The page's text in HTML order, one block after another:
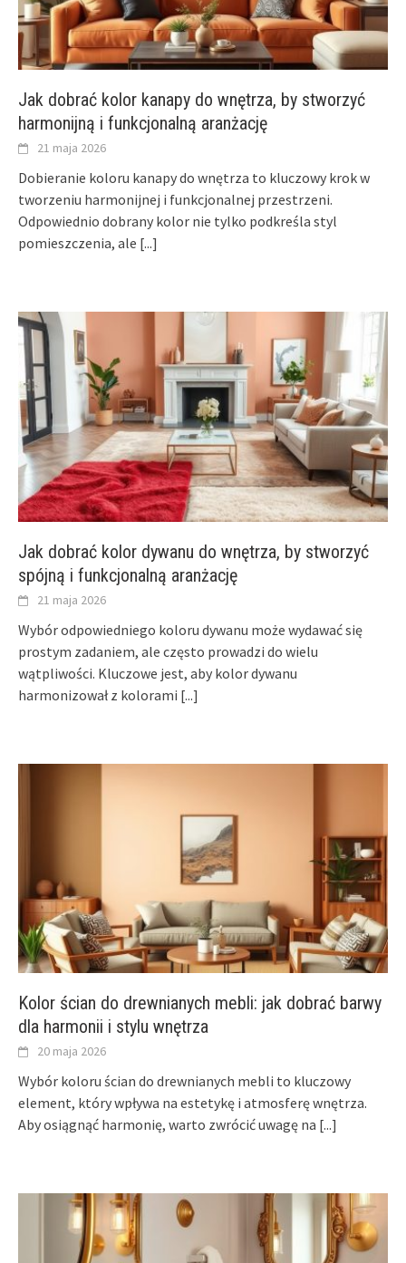
Jak dobrać kolor kanapy do wnętrza, by stworzyć
harmonijną i funkcjonalną aranżację
21 maja 2026
Dobieranie koloru kanapy do wnętrza to kluczowy krok w
tworzeniu harmonijnej i funkcjonalnej przestrzeni.
Odpowiednio dobrany kolor nie tylko podkreśla styl
pomieszczenia, ale [...]
Jak dobrać kolor dywanu do wnętrza, by stworzyć
spójną i funkcjonalną aranżację
21 maja 2026
Wybór odpowiedniego koloru dywanu może wydawać się
prostym zadaniem, ale często prowadzi do wielu
wątpliwości. Kluczowe jest, aby kolor dywanu
harmonizował z kolorami [...]
Kolor ścian do drewnianych mebli: jak dobrać barwy
dla harmonii i stylu wnętrza
20 maja 2026
Wybór koloru ścian do drewnianych mebli to kluczowy
element, który wpływa na estetykę i atmosferę wnętrza.
Aby osiągnąć harmonię, warto zwrócić uwagę na [...]